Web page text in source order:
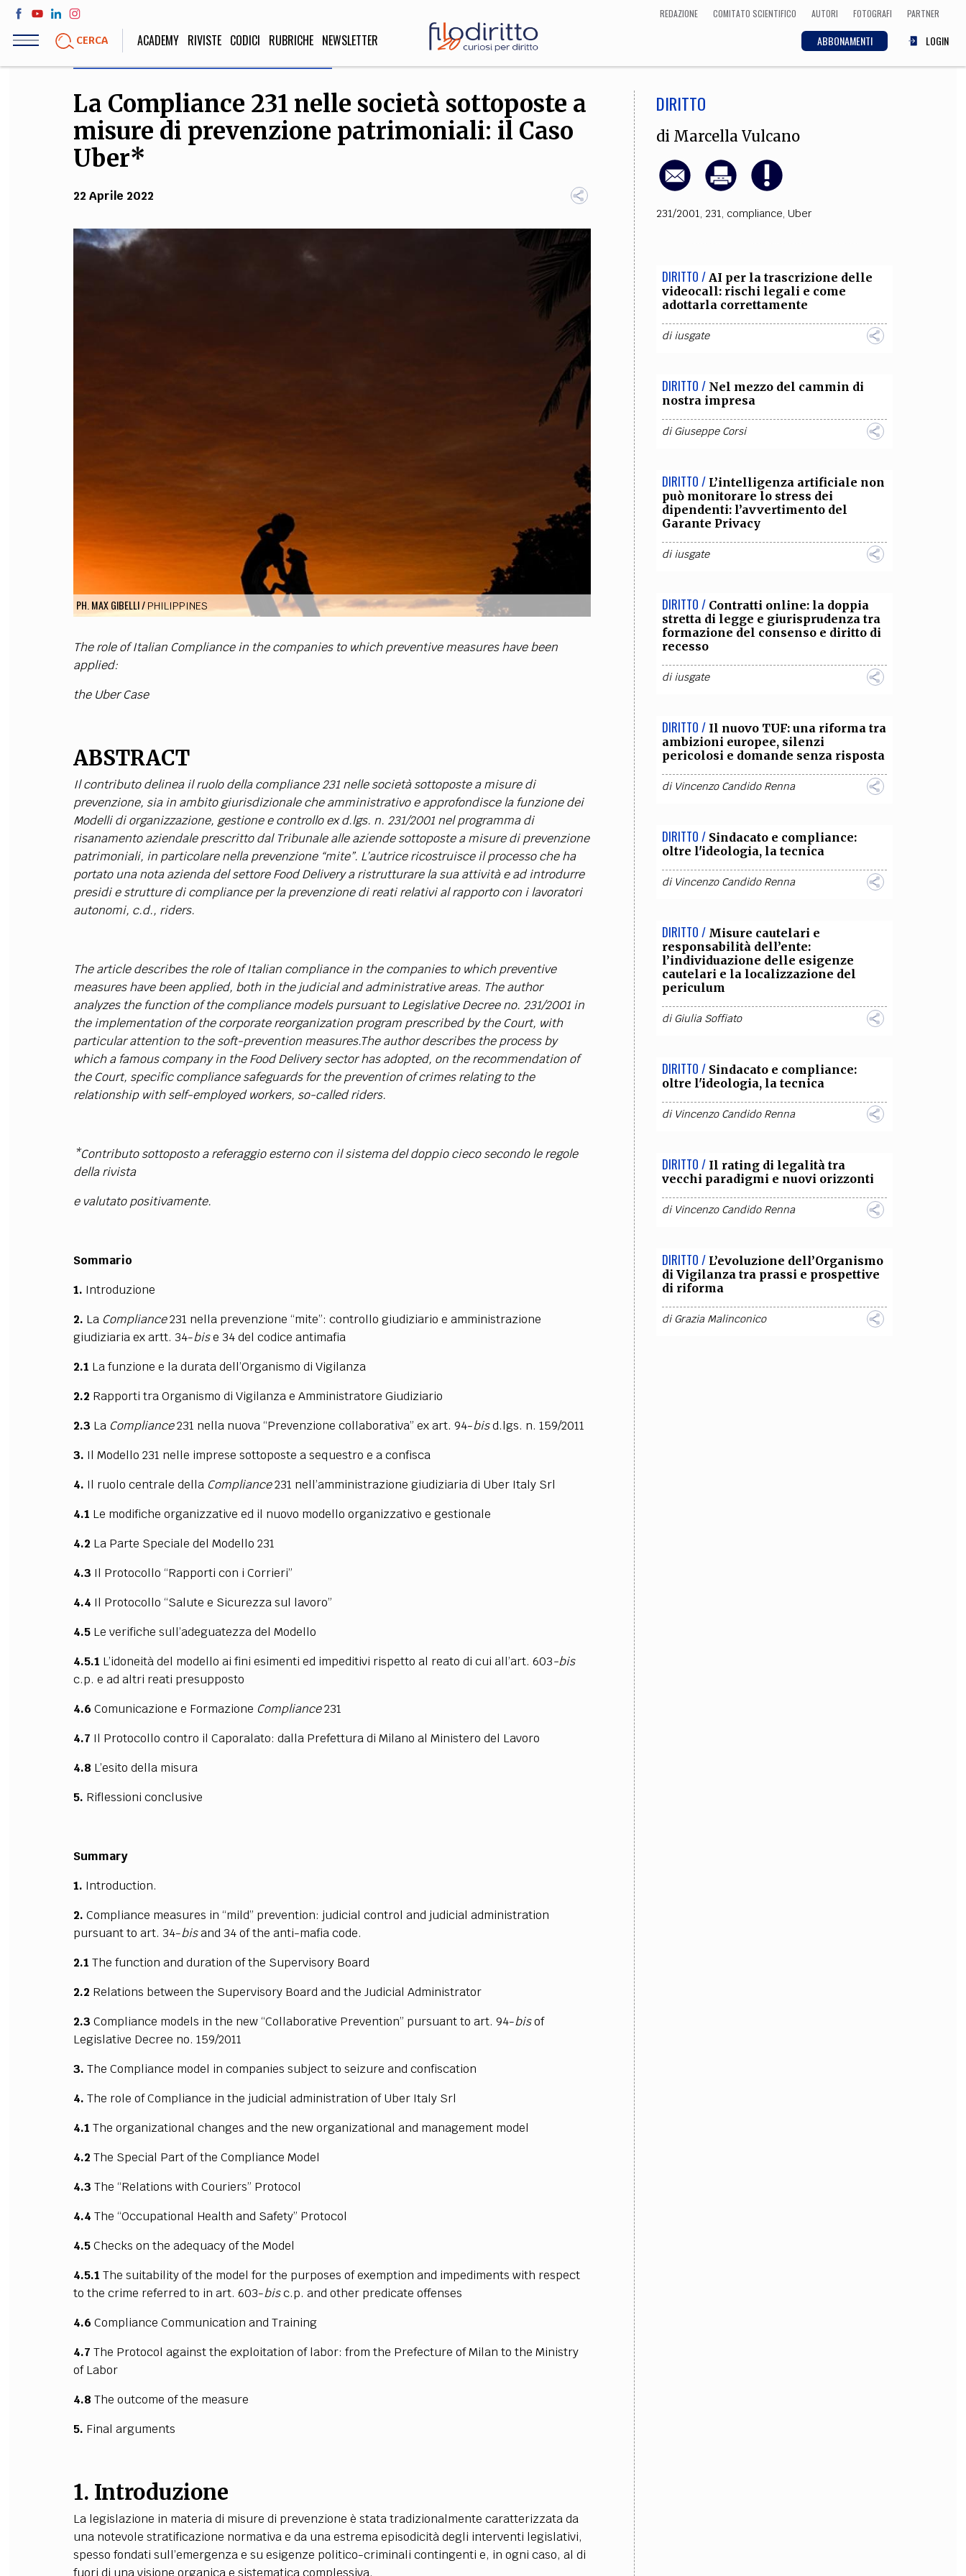
Salta
contenuto
REDAZIONE COMITATO SCIENTIFICO AUTORI FOTOGRAFI PARTNER
CERCA ABBONAMENTI LOGIN
ACADEMY RIVISTE CODICI RUBRICHE NEWSLETTER
LIFE STYLE
Sport, Cucina, Viaggi,
Moda
SOCIETÀ
Politica, Attualità,
DIRITTO ECONOMIA
STORIA E FILOSOFIA
Scienze storiche,
umanistiche, Religione
INNOVAZIONE
Scienze informatiche,
Architettura, Ingegneria
CULTURA
Arte, Cinema, Musica,
FOTOGRAFI
PUBBLICITÀ CONTATTI
La Compliance 231 nelle società sottoposte a
misure di prevenzione patrimoniali: il Caso
Uber*
22 Aprile 2022
PH. MAX GIBELLI/ PHILIPPINES
The role of Italian Compliance in the companies to which preventive measures have been
applied:
the Uber Case
ABSTRACT
Il contributo delinea il ruolo della compliance 231 nelle società sottoposte a misure di
prevenzione, sia in ambito giurisdizionale che amministrativo e approfondisce la funzione dei
Modelli di organizzazione, gestione e controllo ex d.lgs. n. 231/2001 nel programma di
risanamento aziendale prescritto dal Tribunale alle aziende sottoposte a misure di prevenzione
patrimoniali, in particolare nella prevenzione “mite”. L’autrice ricostruisce il processo che ha
portato una nota azienda del settore Food Delivery a ristrutturare la sua attività e ad introdurre
presidi e strutture di compliance per la prevenzione di reati relativi al rapporto con i lavoratori
autonomi, c.d., riders.
The article describes the role of Italian compliance in the companies to which preventive
measures have been applied, both in the judicial and administrative areas. The author
analyzes the function of the compliance models pursuant to Legislative Decree no. 231/2001 in
the implementation of the corporate reorganization program prescribed by the Court, with
particular attention to the soft-prevention measures.The author describes the process by
which a famous company in the Food Delivery sector has adopted, on the recommendation of
the Court, specific compliance safeguards for the prevention of crimes relating to the
relationship with self-employed workers, so-called riders.
*Contributo sottoposto a referaggio esterno con il sistema del doppio cieco secondo le regole
della rivista
e valutato positivamente.
Sommario
1. Introduzione
2. La Compliance231 nella prevenzione “mite”: controllo giudiziario e amministrazione
giudiziaria ex artt. 34-bise 34 del codice antimafia
2.1 La funzione e la durata dell’Organismo di Vigilanza
2.2 Rapporti tra Organismo di Vigilanza e Amministratore Giudiziario
2.3 La Compliance231 nella nuova “Prevenzione collaborativa” ex art. 94-bisd.lgs. n. 159/2011
3. Il Modello 231 nelle imprese sottoposte a sequestro e a confisca
4. Il ruolo centrale della Compliance231 nell’amministrazione giudiziaria di Uber Italy Srl
4.1 Le modifiche organizzative ed il nuovo modello organizzativo e gestionale
4.2 La Parte Speciale del Modello 231
4.3 Il Protocollo “Rapporti con i Corrieri”
4.4 Il Protocollo “Salute e Sicurezza sul lavoro”
4.5Le verifiche sull’adeguatezza del Modello
4.5.1 L’idoneità del modello ai fini esimenti ed impeditivi rispetto al reato di cui all’art. 603-bis
c.p. e ad altri reati presupposto
4.6 Comunicazione e Formazione Compliance231
4.7 Il Protocollo contro il Caporalato: dalla Prefettura di Milano al Ministero del Lavoro
4.8 L’esito della misura
5. Riflessioni conclusive
Summary
1. Introduction.
2. Compliance measures in “mild” prevention: judicial control and judicial administration
pursuant to art. 34-bisand 34 of the anti-mafia code.
2.1 The function and duration of the Supervisory Board
2.2 Relations between the Supervisory Board and the Judicial Administrator
2.3 Compliance models in the new “Collaborative Prevention” pursuant to art. 94-bisof
Legislative Decree no. 159/2011
3. The Compliance model in companies subject to seizure and confiscation
4. The role of Compliance in the judicial administration of Uber Italy Srl
4.1 The organizational changes and the new organizational and management model
4.2 The Special Part of the Compliance Model
4.3 The “Relations with Couriers” Protocol
4.4 The “Occupational Health and Safety” Protocol
4.5Checks on the adequacy of the Model
4.5.1 The suitability of the model for the purposes of exemption and impediments with respect
to the crime referred to in art. 603-bisc.p. and other predicate offenses
4.6 Compliance Communication and Training
4.7 The Protocol against the exploitation of labor: from the Prefecture of Milan to the Ministry
of Labor
4.8 The outcome of the measure
5. Final arguments
1. Introduzione
La legislazione in materia di misure di prevenzione è stata tradizionalmente caratterizzata da
una notevole stratificazione normativa e da una estrema episodicità degli interventi legislativi,
spesso fondati sull’emergenza e su esigenze politico-criminali contingenti e, in ogni caso, al di
fuori di una visione organica e sistematica complessiva.
DIRITTO
di Marcella Vulcano
231/2001, 231, compliance, Uber
DIRITTO / AI per la trascrizione delle
videocall: rischi legali e come
adottarla correttamente
diiusgate
DIRITTO / Nel mezzo del cammin di
nostra impresa
diGiuseppe Corsi
DIRITTO / L’intelligenza artificiale non
può monitorare lo stress dei
dipendenti: l’avvertimento del
Garante Privacy
diiusgate
DIRITTO / Contratti online: la doppia
stretta di legge e giurisprudenza tra
formazione del consenso e diritto di
recesso
diiusgate
DIRITTO / Il nuovo TUF: una riforma tra
ambizioni europee, silenzi
pericolosi e domande senza risposta
di Vincenzo Candido Renna
DIRITTO / Sindacato e compliance:
oltre l'ideologia, la tecnica
di Vincenzo Candido Renna
DIRITTO / Misure cautelari e
responsabilità dell’ente:
l’individuazione delle esigenze
cautelari e la localizzazione del
periculum
diGiulia Soffiato
DIRITTO / Sindacato e compliance:
oltre l'ideologia, la tecnica
di Vincenzo Candido Renna
DIRITTO / Il rating di legalità tra
vecchi paradigmi e nuovi orizzonti
di Vincenzo Candido Renna
DIRITTO / L’evoluzione dell’Organismo
di Vigilanza tra prassi e prospettive
di riforma
diGrazia Malinconico